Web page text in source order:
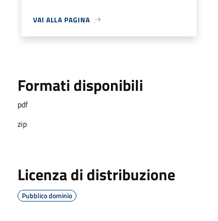
VAI ALLA PAGINA
Formati disponibili
pdf
zip
Licenza di distribuzione
Pubblico dominio